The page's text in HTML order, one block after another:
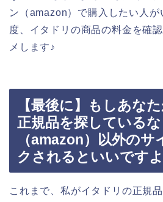
ン（amazon）で購入したい人が
度、イタドリの商品の料金を確
メします♪
【最後に】もしあな
正規品を探している
（amazon）以外のサ
クされるといいです
これまで、私がイタドリの正規